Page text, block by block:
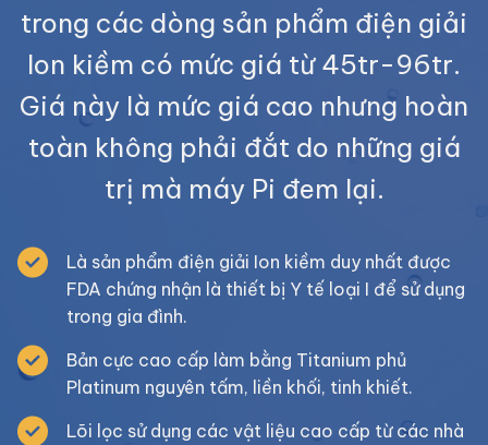
trong các dòng sản phẩm điện giải
Ion kiềm có mức giá từ 45tr-96tr.
Giá này là mức giá cao nhưng hoàn
toàn không phải đắt do những giá
trị mà máy Pi đem lại.
Là sản phẩm điện giải Ion kiềm duy nhất được
FDA chứng nhận là thiết bị Y tế loại I để sử dụng
trong gia đình.
Bản cực cao cấp làm bằng Titanium phủ
Platinum nguyên tấm, liền khối, tinh khiết.
Lõi lọc sử dụng các vật liệu cao cấp từ các nhà